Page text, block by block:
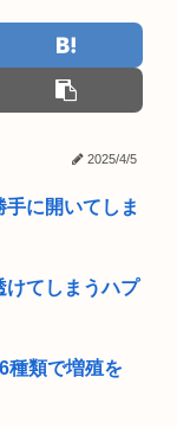
2025/4/5
に開いてしま
てしまうハプ
種類で増殖を